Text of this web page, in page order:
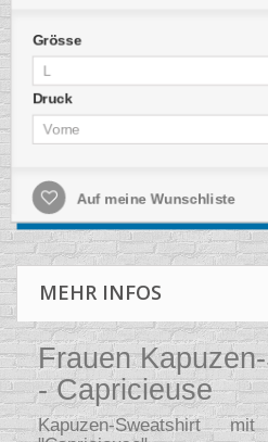
Grösse
Druck
Auf meine Wunschliste
MEHR INFOS
Frauen
- Capricieuse
Kapuzen-Sweatshirt